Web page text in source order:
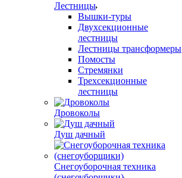
Лестницы
Вышки-туры
Двухсекционные
лестницы
Лестницы трансформеры
Помосты
Стремянки
Трехсекционные
лестницы
Дровоколы
Душ дачный
Снегоуборочная техника